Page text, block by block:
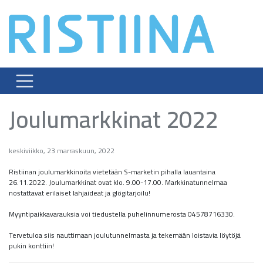
content
Joulumarkkinat 2022
keskiviikko, 23 marraskuun, 2022
Ristiinan joulumarkkinoita vietetään S-marketin pihalla lauantaina
26.11.2022. Joulumarkkinat ovat klo. 9.00-17.00. Markkinatunnelmaa
nostattavat erilaiset lahjaideat ja glögitarjoilu!
Myyntipaikkavarauksia voi tiedustella puhelinnumerosta 04578716330.
Tervetuloa siis nauttimaan joulutunnelmasta ja tekemään loistavia löytöjä
pukin konttiin!